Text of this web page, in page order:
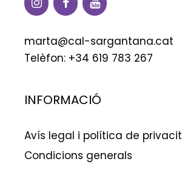
marta@cal-sargantana.cat
Telèfon: +34 619 783 267
INFORMACIÓ
Avís legal i política de
Condicions generals